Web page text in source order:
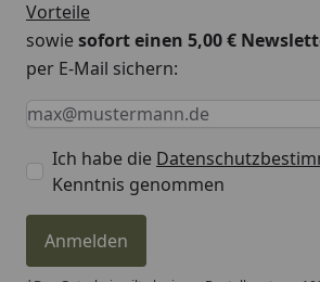
Vorteile
sowiesofort einen 5,00 €
per E-Mail sichern:
Keine Eingabe erforderlich
Eingabe erforderlich
E-Mail *
Ich habe die
Kenntnis genommen
Anmelden